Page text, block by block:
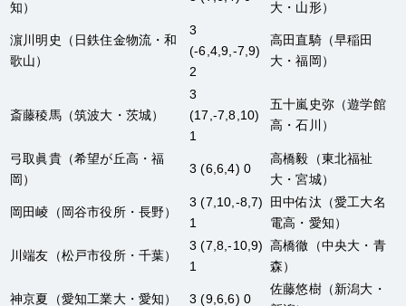
知）
大・山形）
濵川明史
（日鉄住金物流・和
歌山）
3
(-6,4,9,-7,9)
2
高田直騎（早稲田
大・福岡）
斎藤稜馬（筑波大・茨城）
3
(17,-7,8,10)
1
五十嵐史弥 （遊学館
高・石川）
弓取眞貴（希望が丘高・福
岡）
3 (6,6,4) 0
高橋毅 （東北福祉
大・宮城）
岡田崚 （岡谷市役所・長野）
3 (7,10,-8,7)
1
田中佑汰 （愛工大名
電高・愛知）
川端友 （松戸市役所・千葉）
3 (7,8,-10,9)
1
高橋徹 （中央大・青
森）
神京夏 （愛知工業大・愛知） 3 (9,6,6) 0
佐藤悠樹（新潟大・